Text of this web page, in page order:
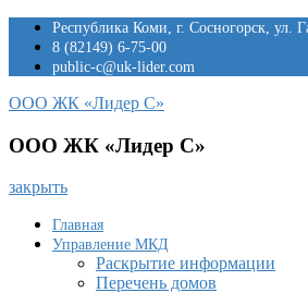
Перейти
содержимому
Республика Коми, г. Сосногорск, ул.
8 (82149) 6-75-00
public-c@uk-lider.com
ООО ЖК «Лидер С»
ООО ЖК «Лидер С»
закрыть
Главная
Управление МКД
Раскрытие информации
Перечень домов